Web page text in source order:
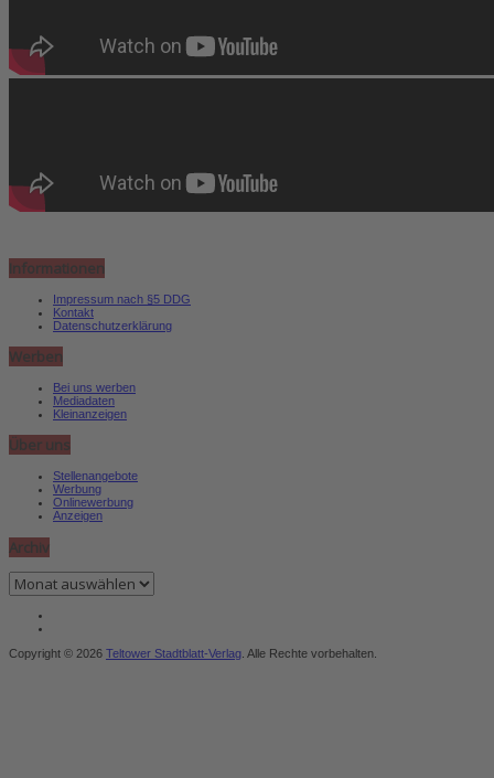
Informationen
Impressum nach §5 DDG
Kontakt
Datenschutzerklärung
Werben
Bei uns werben
Mediadaten
Kleinanzeigen
Über uns
Stellenangebote
Werbung
Onlinewerbung
Anzeigen
Archiv
Archiv
Copyright © 2026 Teltower Stadtblatt-Verlag . Alle Rechte vorbehalten.